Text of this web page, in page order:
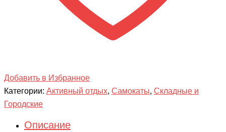
Добавить в Избранное
Категории: Активный отдых, Самокаты, Складные и
Городские
Описание